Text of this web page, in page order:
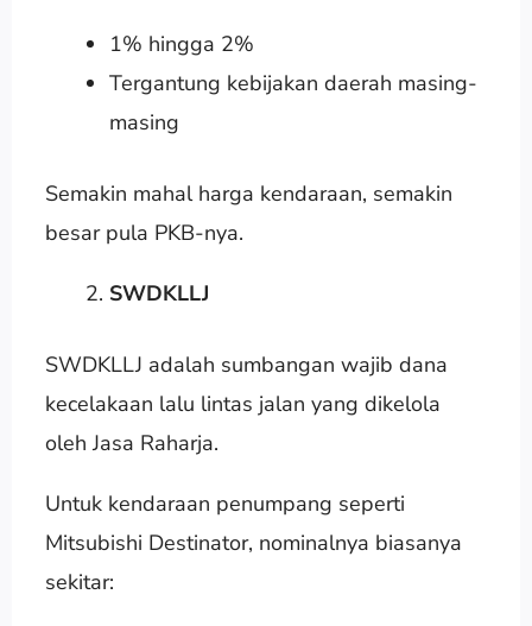
1% hingga 2%
Tergantung kebijakan daerah masing-
masing
Semakin mahal harga kendaraan, semakin
besar pula PKB-nya.
SWDKLLJ
SWDKLLJ adalah sumbangan wajib dana
kecelakaan lalu lintas jalan yang dikelola
oleh Jasa Raharja.
Untuk kendaraan penumpang seperti
Mitsubishi Destinator, nominalnya biasanya
sekitar: